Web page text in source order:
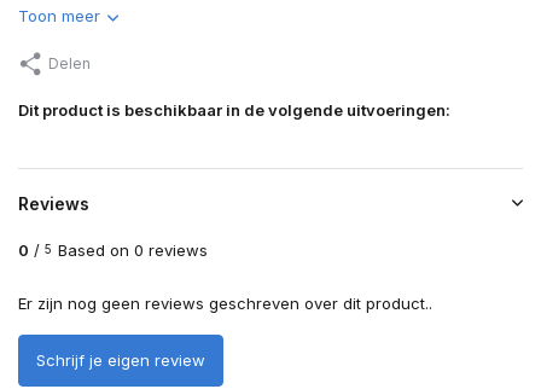
Toon meer
Delen
Dit product is beschikbaar in de volgende uitvoeringen:
Reviews
0 / 5 Based on 0 reviews
Er zijn nog geen reviews geschreven over dit product..
Schrijf je eigen review